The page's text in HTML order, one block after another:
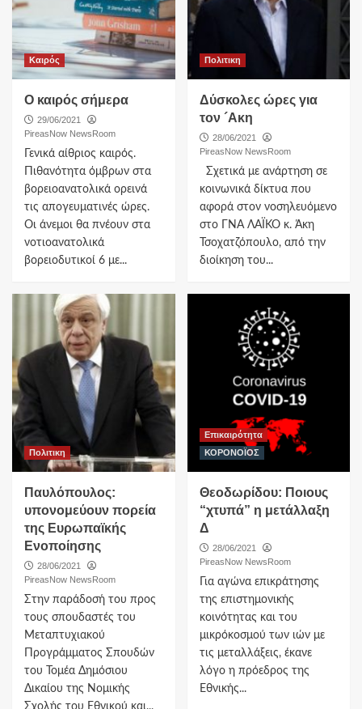
Καιρός
Ο καιρός σήμερα
29/06/2021
PireasNow NewsRoom
Γενικά αίθριος καιρός.
Πιθανότητα όμβρων στα
βορειοανατολικά ορεινά
τις απογευματινές ώρες.
Οι άνεμοι θα πνέουν στα
νοτιοανατολικά
βορειοδυτικοί 6 με...
Πολιτικη
Δύσκολες ώρες για
τον ´Ακη
28/06/2021
PireasNow NewsRoom
Σχετικά με ανάρτηση σε
κοινωνικά δίκτυα που
αφορά στον νοσηλευόμενο
στο ΓΝΑ ΛΑΪΚΟ κ. Άκη
Τσοχατζόπουλο, από την
διοίκηση του...
Πολιτικη
Παυλόπουλος:
υπονομεύουν πορεία
της Ευρωπαϊκής
Ενοποίησης
28/06/2021
PireasNow NewsRoom
Στην παράδοσή του προς
τους σπουδαστές του
Μεταπτυχιακού
Προγράμματος Σπουδών
του Τομέα Δημόσιου
Δικαίου της Νομικής
Σχολής του Εθνικού και...
Επικαιρότητα
ΚΟΡΟΝΟΪΟΣ
Θεοδωρίδου: Ποιους
“χτυπά” η μετάλλαξη
Δ
28/06/2021
PireasNow NewsRoom
Για αγώνα επικράτησης
της επιστημονικής
κοινότητας και του
μικρόκοσμού των ιών με
τις μεταλλάξεις, έκανε
λόγο η πρόεδρος της
Εθνικής...